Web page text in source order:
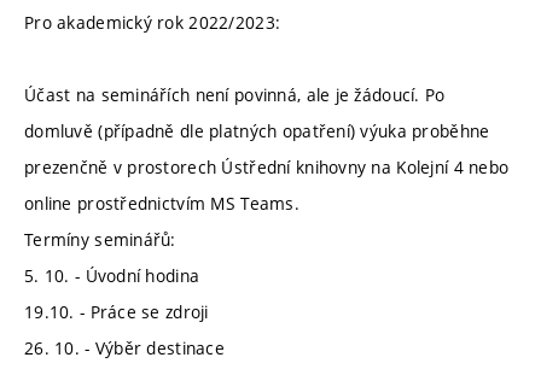
Pro akademický rok 2022/2023:
Účast na seminářích není povinná, ale je žádoucí. Po
domluvě (případně dle platných opatření) výuka proběhne
prezenčně v prostorech Ústřední knihovny na Kolejní 4 nebo
online prostřednictvím MS Teams.
Termíny seminářů:
5. 10. - Úvodní hodina
19.10. - Práce se zdroji
26. 10. - Výběr destinace